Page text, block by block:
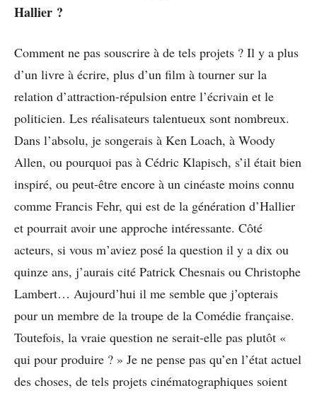
Hallier ?
Comment ne pas souscrire à de tels projets ? Il y a plus
d’un livre à écrire, plus d’un film à tourner sur la
relation d’attraction-répulsion entre l’écrivain et le
politicien. Les réalisateurs talentueux sont nombreux.
Dans l’absolu, je songerais à Ken Loach, à Woody
Allen, ou pourquoi pas à Cédric Klapisch, s’il était bien
inspiré, ou peut-être encore à un cinéaste moins connu
comme Francis Fehr, qui est de la génération d’Hallier
et pourrait avoir une approche intéressante. Côté
acteurs, si vous m’aviez posé la question il y a dix ou
quinze ans, j’aurais cité Patrick Chesnais ou Christophe
Lambert… Aujourd’hui il me semble que j’opterais
pour un membre de la troupe de la Comédie française.
Toutefois, la vraie question ne serait-elle pas plutôt «
qui pour produire ? » Je ne pense pas qu’en l’état actuel
des choses, de tels projets cinématographiques soient